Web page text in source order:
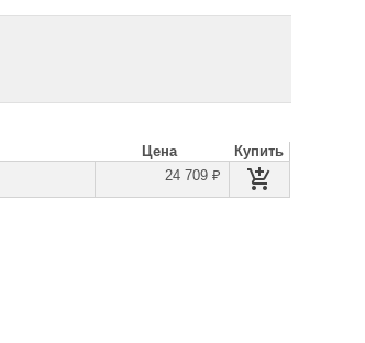
Цена
Купить
24 709 ₽